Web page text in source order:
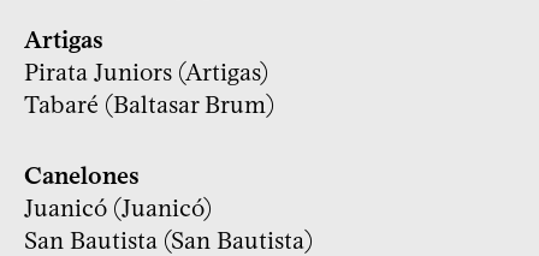
Artigas
Pirata Juniors (Artigas)
Tabaré (Baltasar Brum)
Canelones
Juanicó (Juanicó)
San Bautista (San Bautista)